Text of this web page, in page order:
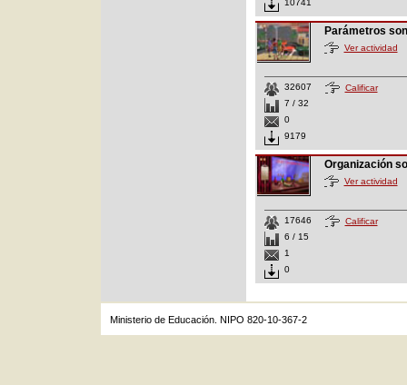
10741
Parámetros
Ver actividad
32607
7 / 32
0
9179
Calificar
Organización
Ver actividad
17646
6 / 15
1
0
Calificar
Ministerio de Educación. NIPO 820-10-367-2